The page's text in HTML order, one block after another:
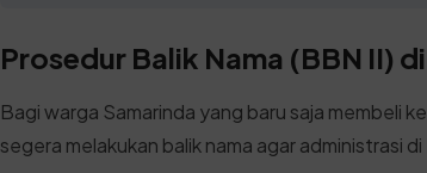
Prosedur Balik Nama (BBN II)
Bagi warga Samarinda yang baru saja membeli
segera melakukan balik nama agar administrasi